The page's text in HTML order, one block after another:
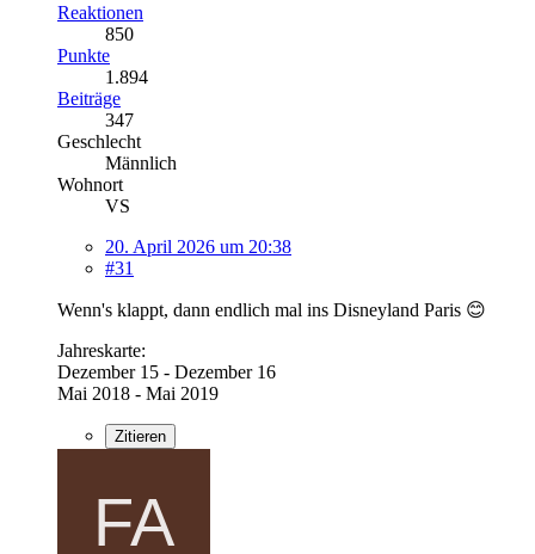
Reaktionen
850
Punkte
1.894
Beiträge
347
Geschlecht
Männlich
Wohnort
VS
20. April 2026 um 20:38
#31
Wenn's klappt, dann endlich mal ins Disneyland Paris 😊
Jahreskarte:
Dezember 15 - Dezember 16
Mai 2018 - Mai 2019
Zitieren